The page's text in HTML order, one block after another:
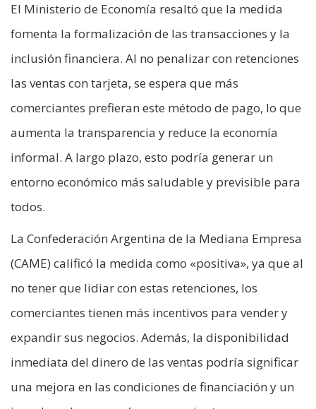
El Ministerio de Economía resaltó que la medida
fomenta la formalización de las transacciones y la
inclusión financiera. Al no penalizar con retenciones
las ventas con tarjeta, se espera que más
comerciantes prefieran este método de pago, lo que
aumenta la transparencia y reduce la economía
informal. A largo plazo, esto podría generar un
entorno económico más saludable y previsible para
todos.
La Confederación Argentina de la Mediana Empresa
(CAME) calificó la medida como «positiva», ya que al
no tener que lidiar con estas retenciones, los
comerciantes tienen más incentivos para vender y
expandir sus negocios. Además, la disponibilidad
inmediata del dinero de las ventas podría significar
una mejora en las condiciones de financiación y un